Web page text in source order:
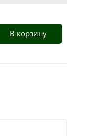
В корзину